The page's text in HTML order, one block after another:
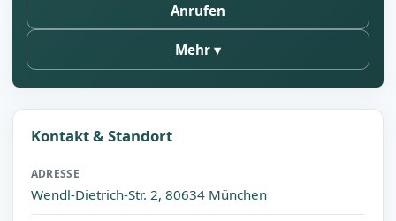
Anrufen
Mehr
Kontakt & Standort
ADRESSE
Wendl-Dietrich-Str. 2, 80634 München